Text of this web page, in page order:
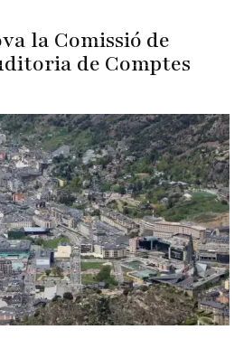
la Comissió de
de Comptes